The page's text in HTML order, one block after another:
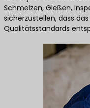
Schmelzen, Gießen,
sicherzustellen, dass
Qualitätsstandards